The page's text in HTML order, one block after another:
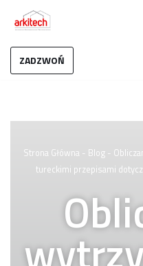
do
treści
ZADZWOŃ
Strona Główna - Blog-
tureckimi przepisami